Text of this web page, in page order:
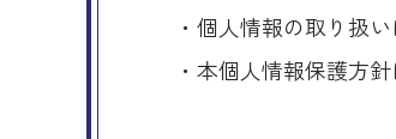
・個人情報の取り扱
・本個人情報保護方